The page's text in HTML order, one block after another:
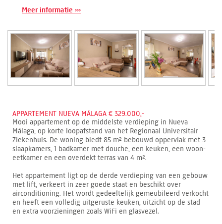
Meer informatie ›››
APPARTEMENT NUEVA MÁLAGA € 329.000,-
Mooi appartement op de middelste verdieping in Nueva
Málaga, op korte loopafstand van het Regionaal Universitair
Ziekenhuis. De woning biedt 85 m² bebouwd oppervlak met 3
slaapkamers, 1 badkamer met douche, een keuken, een woon-
eetkamer en een overdekt terras van 4 m².
Het appartement ligt op de derde verdieping van een gebouw
met lift, verkeert in zeer goede staat en beschikt over
airconditioning. Het wordt gedeeltelijk gemeubileerd verkocht
en heeft een volledig uitgeruste keuken, uitzicht op de stad
en extra voorzieningen zoals WiFi en glasvezel.